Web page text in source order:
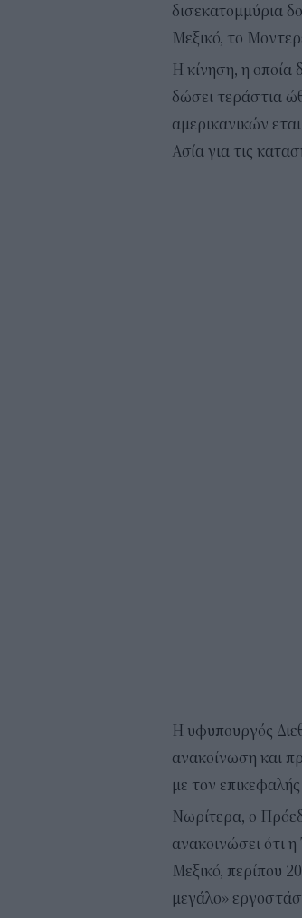
δισεκατομμύρια
Μεξικό, το
Η κίνηση, η οποία
δώσει τεράστια
αμερικανικών
Ασία για τις
Η υφυπουργός
ανακοίνωση και
με τον
Νωρίτερα, ο
ανακοινώσει ότι
Μεξικό, περίπου
μεγάλο»